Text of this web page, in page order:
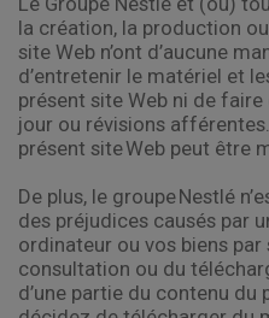
la création, la production
site Web n’ont d’aucune
d’entretenir le matériel et
présent site Web ni de
jour ou révisions
présent site Web peut être
De plus, le groupe Nestlé
des préjudices causés par
ordinateur ou vos biens par
consultation ou du
d’une partie du contenu du